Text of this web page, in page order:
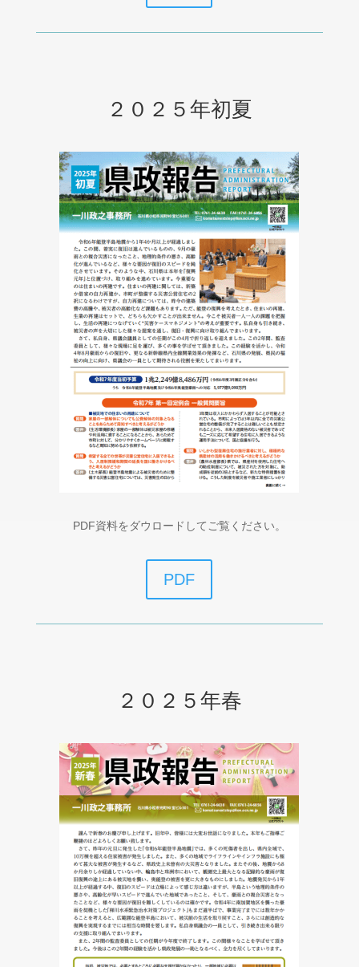
２０２５年初夏
PDF資料をダウロードしてご覧ください。
PDF
２０２５年春